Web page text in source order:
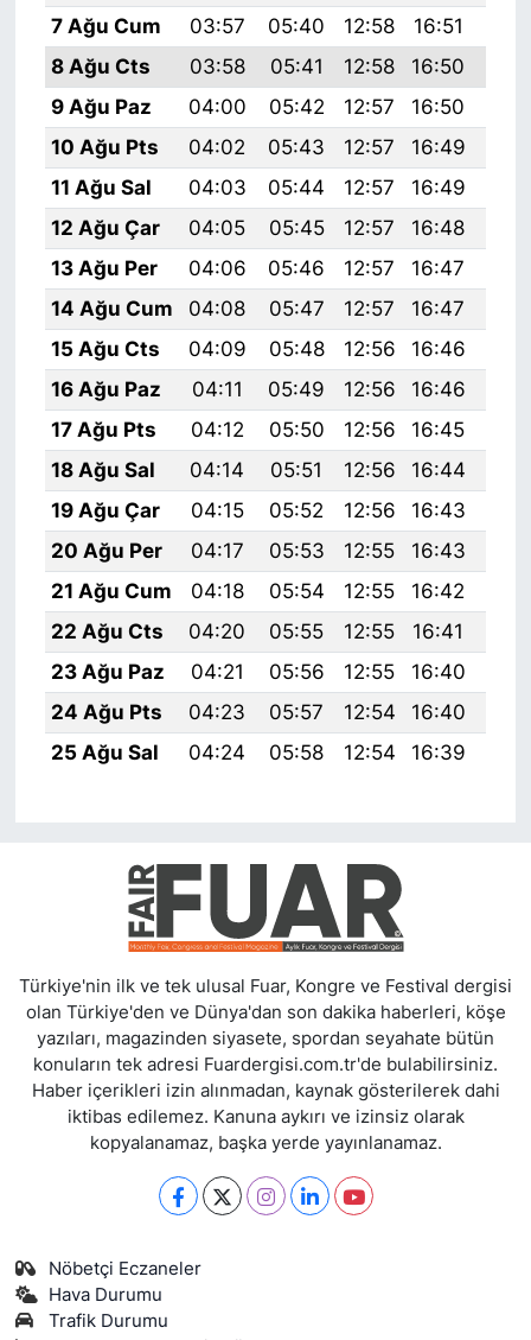
7 Ağu Cum
03:57 05:40 12:58 16:51
8 Ağu Cts
03:58 05:41 12:58 16:50
9 Ağu Paz
04:00 05:42 12:57 16:50
10 Ağu Pts
04:02 05:43 12:57 16:49
11 Ağu Sal
04:03 05:44 12:57 16:49
12 Ağu Çar
04:05 05:45 12:57 16:48
13 Ağu Per
04:06 05:46 12:57 16:47
14 Ağu Cum
04:08 05:47 12:57 16:47
15 Ağu Cts
04:09 05:48 12:56 16:46
16 Ağu Paz
04:11 05:49 12:56 16:46
17 Ağu Pts
04:12 05:50 12:56 16:45
18 Ağu Sal
04:14 05:51 12:56 16:44
19 Ağu Çar
04:15 05:52 12:56 16:43
20 Ağu Per
04:17 05:53 12:55 16:43
21 Ağu Cum
04:18 05:54 12:55 16:42
22 Ağu Cts
04:20 05:55 12:55 16:41
23 Ağu Paz
04:21 05:56 12:55 16:40
24 Ağu Pts
04:23 05:57 12:54 16:40
25 Ağu Sal
04:24 05:58 12:54 16:39
Türkiye'nin ilk ve tek ulusal Fuar, Kongre ve Festival dergisi
olan Türkiye'den ve Dünya'dan son dakika haberleri, köşe
yazıları, magazinden siyasete, spordan seyahate bütün
konuların tek adresi Fuardergisi.com.tr'de bulabilirsiniz.
Haber içerikleri izin alınmadan, kaynak gösterilerek dahi
iktibas edilemez. Kanuna aykırı ve izinsiz olarak
kopyalanamaz, başka yerde yayınlanamaz.
Nöbetçi Eczaneler
Hava Durumu
Trafik Durumu